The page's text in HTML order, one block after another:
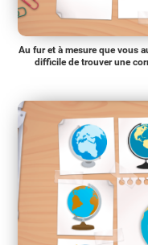
Au fur et à mesure que vous
difficile de trouver une